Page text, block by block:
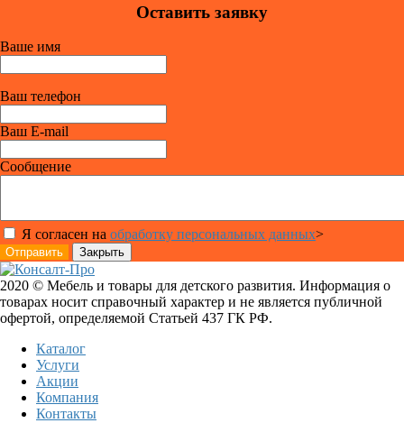
Оставить заявку
Ваше имя
Ваш телефон
Ваш E-mail
Сообщение
Я согласен на обработку персональных данных>
Отправить Закрыть
2020 © Мебель и товары для детского развития. Информация о
товарах носит справочный характер и не является публичной
офертой, определяемой Статьей 437 ГК РФ.
Каталог
Услуги
Акции
Компания
Контакты